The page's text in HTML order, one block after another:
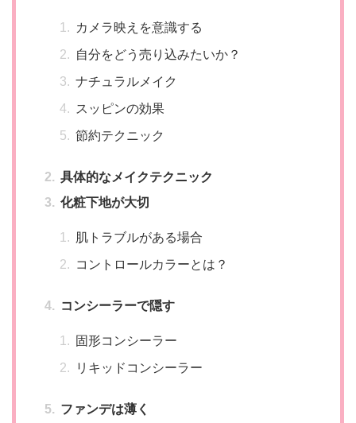
カメラ映えを意識する
自分をどう売り込みたいか？
ナチュラルメイク
スッピンの効果
節約テクニック
具体的なメイクテクニック
化粧下地が大切
肌トラブルがある場合
コントロールカラーとは？
コンシーラーで隠す
固形コンシーラー
リキッドコンシーラー
ファンデは薄く